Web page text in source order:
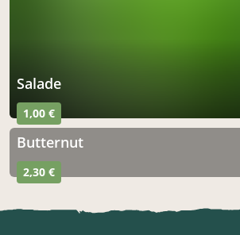
salade
1,00 €
Butternut
2,30 €